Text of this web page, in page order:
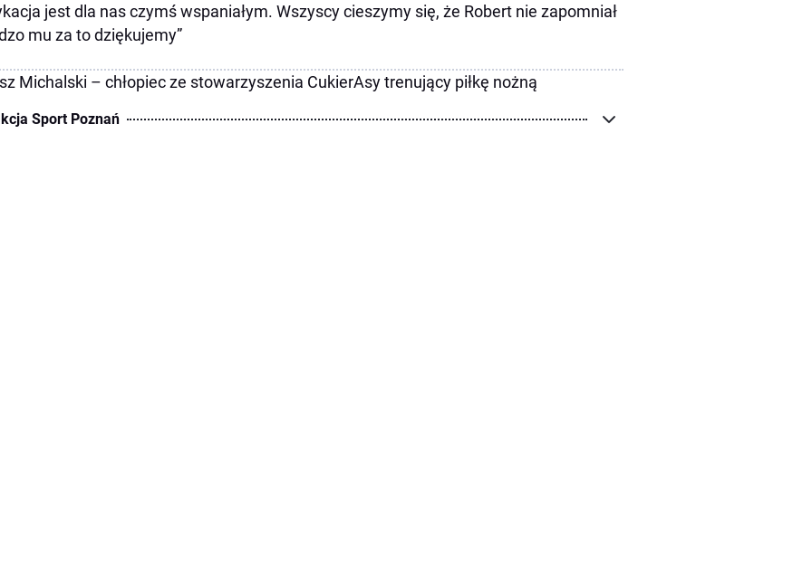
jest dla nas czymś wspaniałym. Wszyscy cieszymy się, że Robert nie zapomniał
mu za to dziękujemy”
Michalski – chłopiec ze stowarzyszenia CukierAsy trenujący piłkę nożną
Sport Poznań